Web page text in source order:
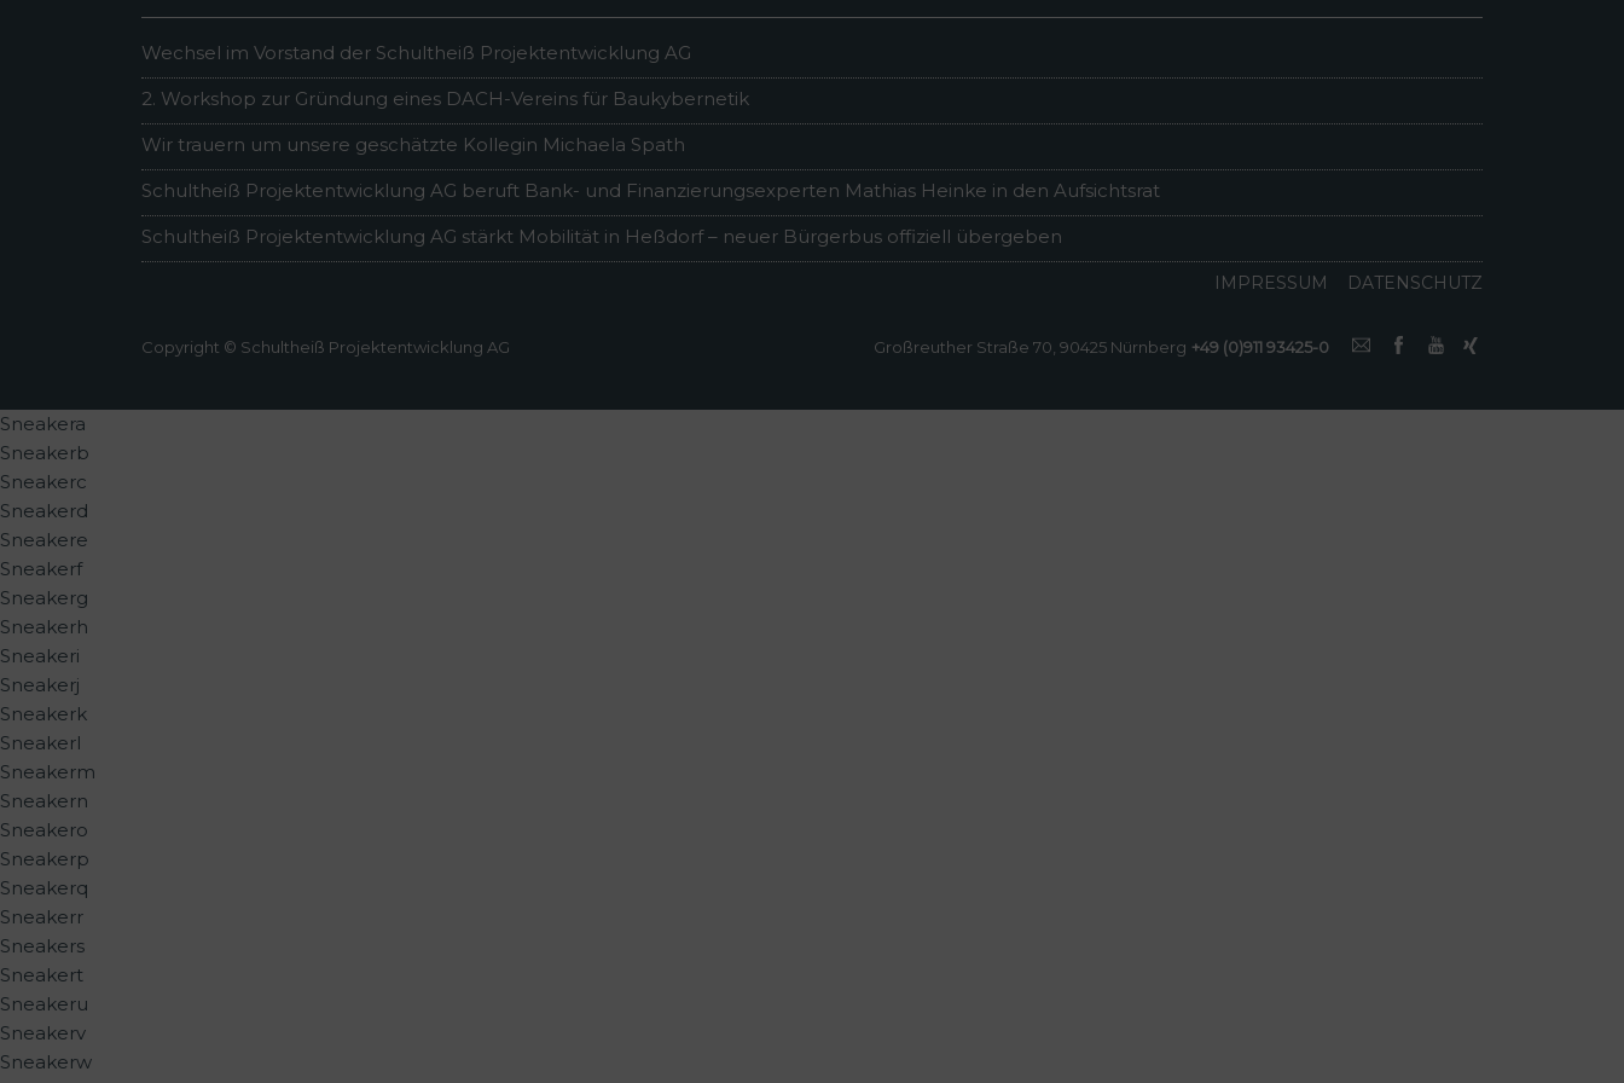
Wechsel im Vorstand der Schultheiß Projektentwicklung AG
2. Workshop zur Gründung eines DACH-Vereins für Baukybernetik
Wir trauern um unsere geschätzte Kollegin Michaela Spath
Schultheiß Projektentwicklung AG beruft Bank- und Finanzierungsexperten Mathias Heinke in den Aufsichtsrat
Schultheiß Projektentwicklung AG stärkt Mobilität in Heßdorf – neuer Bürgerbus offiziell übergeben
IMPRESSUM DATENSCHUTZ
Copyright © Schultheiß Projektentwicklung AG Großreuther Straße 70, 90425 Nürnberg +49 (0)911 93425-0
Sneakera
Sneakerb
Sneakerc
Sneakerd
Sneakere
Sneakerf
Sneakerg
Sneakerh
Sneakeri
Sneakerj
Sneakerk
Sneakerl
Sneakerm
Sneakern
Sneakero
Sneakerp
Sneakerq
Sneakerr
Sneakers
Sneakert
Sneakeru
Sneakerv
Sneakerw